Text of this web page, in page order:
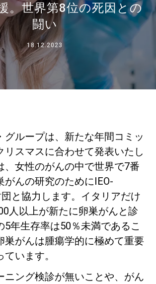
。世界第8位の死因との
闘い
18.12.2023
グループは、新たな年間コミッ
リスマスに合わせて発表いたし
、女性のがんの中で世界で7番
がんの研究のためにIEO-
と協力します。イタリアだけ
人以上が新たに卵巣がんと診
5年生存率は50％未満であるこ
巣がんは腫瘍学的に極めて重要
います。
ニング検診が無いことや、がん
ビリティ
せ